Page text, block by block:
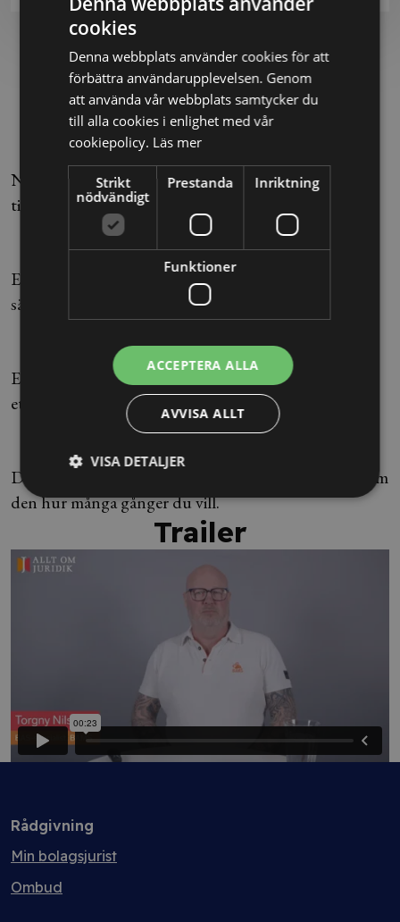
Hur fungerar det?
1. Gå kursen
När det är dags för att genomföra kursen har du
tillgång till den via "Mina sidor".
2. Testa dina kunskaper
Efter kursen sätter vi dina kunskaper på prov för att
säkerställa att du har tagit till dig innehållet.
Efter godkänt resultat på kunskapstestet erhåller du
ett personligt kursintyg.
4. Håll dig uppdaterad
Du har tillgång till din kurs i 3 månader och kan se om
den hur många gånger du vill.
Trailer
Rådgivning
Min bolagsjurist
Ombud
cookies
Denna webbplats använder cookies för att
förbättra användarupplevelsen. Genom
att använda vår webbplats samtycker du
till alla cookies i enlighet med vår
cookiepolicy. Läs mer
Strikt
nödvändigt
Prestanda Inriktning
Funktioner
ACCEPTERA ALLA
AVVISA ALLT
VISA DETALJER